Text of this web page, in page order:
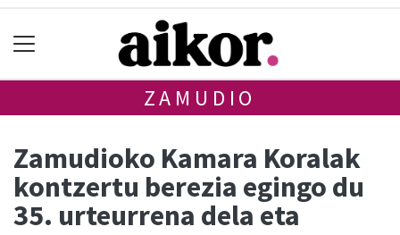
ZAMUDIO
Zamudioko Kamara Koralak
kontzertu berezia egingo du
35. urteurrena dela eta